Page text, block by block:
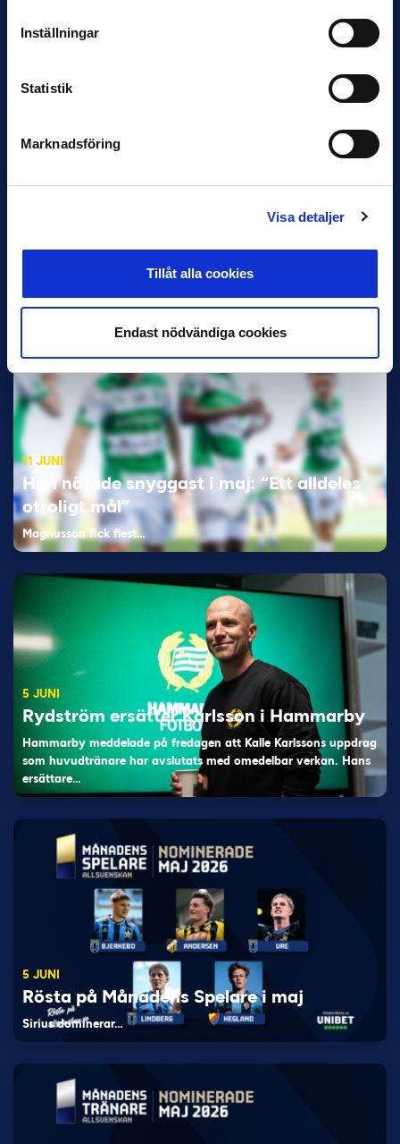
Inställningar
Statistik
Marknadsföring
Visa detaljer
Tillåt alla cookies
Endast nödvändiga cookies
Samma vinnare som i…
Bosnien & Hercegovina Armin Gigovic — Helsingborgs IF
Dennis Hadžikadunić — Malmö FF / Trelleborg FF
11 JUNI
Han nätade snyggast i maj: “Ett alldeles
otroligt mål”
Magnusson fick flest…
5 JUNI
Rydström ersätter Karlsson i Hammarby
Hammarby meddelade på fredagen att Kalle Karlssons uppdrag
som huvudtränare har avslutats med omedelbar verkan. Hans
ersättare…
5 JUNI
Rösta på Månadens Spelare i maj
Sirius dominerar…